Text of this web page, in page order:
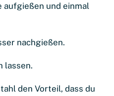
aufgießen und einmal
nachgießen.
lassen.
den Vorteil, dass du